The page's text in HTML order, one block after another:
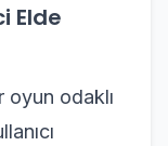
Elde
oyun odaklı